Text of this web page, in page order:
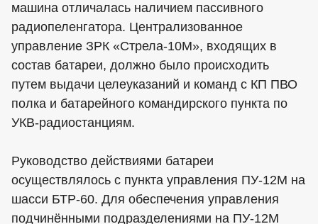
машина отличалась наличием пассивного
радиопеленгатора. Централизованное
управление ЗРК «Стрела-10М», входящих в
состав батареи, должно было происходить
путем выдачи целеуказаний и команд с КП ПВО
полка и батарейного командирского пункта по
УКВ-радиостанциям.
Руководство действиями батареи
осуществлялось с пункта управления ПУ-12М на
шасси БТР-60. Для обеспечения управления
подчинёнными подразделениями на ПУ-12М